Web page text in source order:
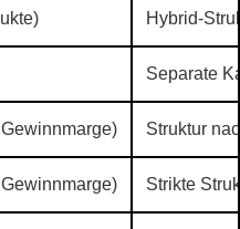
Hybrid-
Separate
Struktur
Strikte